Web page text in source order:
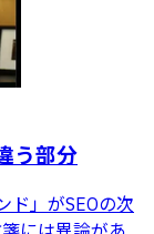
う部分
ド」がSEOの次